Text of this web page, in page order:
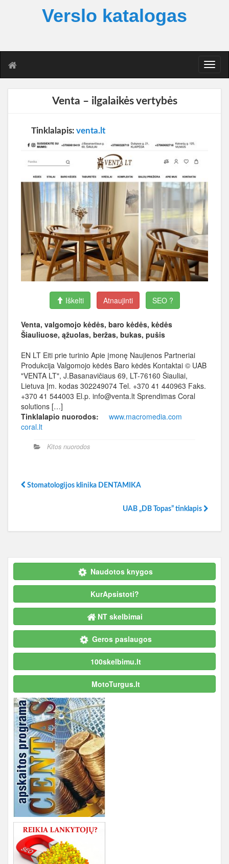
Verslo katalogas
T
o
Venta – ilgalaikės vertybės
Tinklalapis: venta.lt
Iškelti Atnaujinti SEO ?
Venta, valgomojo kėdės, baro kėdės, kėdės
Šiauliuose, ąžuolas, beržas, bukas, pušis
EN LT Eiti prie turinio Apie įmonę Naujienos Partneriai
Produkcija Valgomojo kėdės Baro kėdės Kontaktai © UAB
"VENTA LT", J.Basanavičiaus 69, LT-76160 Šiauliai,
Lietuva Įm. kodas 302249074 Tel. +370 41 440963 Faks.
+370 41 544003 El.p. info@venta.lt Sprendimas Coral
solutions […]
Tinklalapio nuorodos:
www.macromedia.com
coral.lt
Kitos nuorodos
Stomatologijos klinika DENTAMIKA
UAB „DB Topas” tinklapis
Naudotos knygos
KurApsistoti?
NT skelbimai
Geros paslaugos
100skelbimu.lt
MotoTurgus.lt